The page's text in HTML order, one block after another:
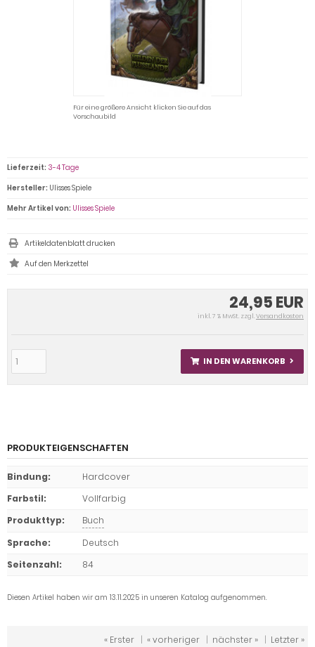
Für eine größere Ansicht klicken Sie auf das
Vorschaubild
24,95 EUR
inkl. 7 % MwSt. zzgl.Versandkosten
IN DEN WARENKORB
Lieferzeit: 3-4 Tage
Hersteller: Ulisses Spiele
Mehr Artikel von: Ulisses Spiele
Artikeldatenblatt drucken
PRODUKTEIGENSCHAFTEN
Bindung:
Hardcover
Farbstil:
Vollfarbig
Produkttyp:
Buch
Sprache:
Deutsch
Seitenzahl: 84
Diesen Artikel haben wir am 13.11.2025 in unseren Katalog aufgenommen.
« Erster | « vorheriger | nächster » | Letzter »